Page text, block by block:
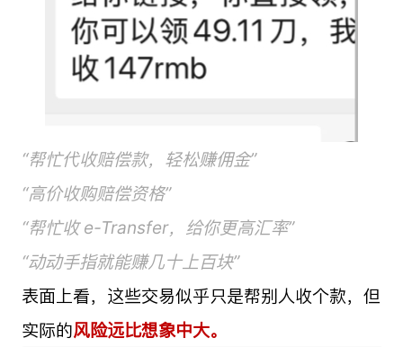
“帮忙代收赔偿款，轻松赚佣金”
“高价收购赔偿资格”
“帮忙收 e-Transfer，给你更高汇率”
“动动手指就能赚几十上百块”
表面上看，这些交易似乎只是帮别人收个款，但
实际的风险远比想象中大。